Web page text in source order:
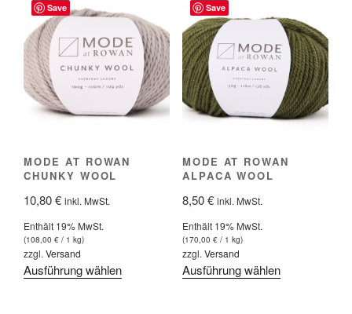
auf.
Die
Optionen
können
auf
der
gewählt
Varianten
auf.
Die
Optionen
können
auf
gewählt
Save
MODE AT ROWAN
CHUNKY WOOL
10,80€ inkl. MwSt.
Enthält 19% MwSt.
(108,00 € / 1 kg)
zzgl. Versand
Ausführung wählenDieses
Save
MODE AT ROWAN
ALPACA WOOL
8,50€ inkl. MwSt.
Enthält 19% MwSt.
(170,00 €/ 1 kg)
zzgl. Versand
Ausführung wählenDieses